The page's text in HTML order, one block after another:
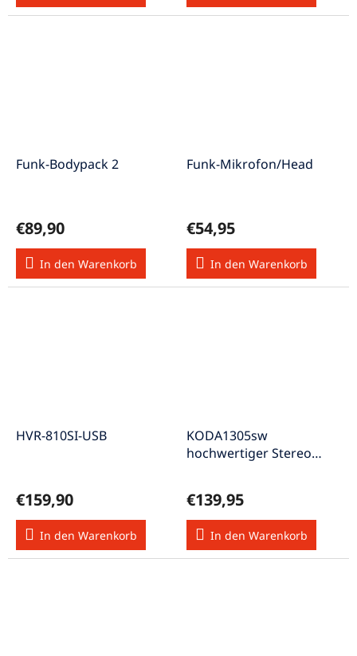
Funk-Bodypack 2
€89,90
In den Warenkorb
Funk-Mikrofon/Head
€54,95
In den Warenkorb
HVR-810SI-USB
€159,90
In den Warenkorb
KODA1305sw
hochwertiger Stereo
€139,95
In den Warenkorb